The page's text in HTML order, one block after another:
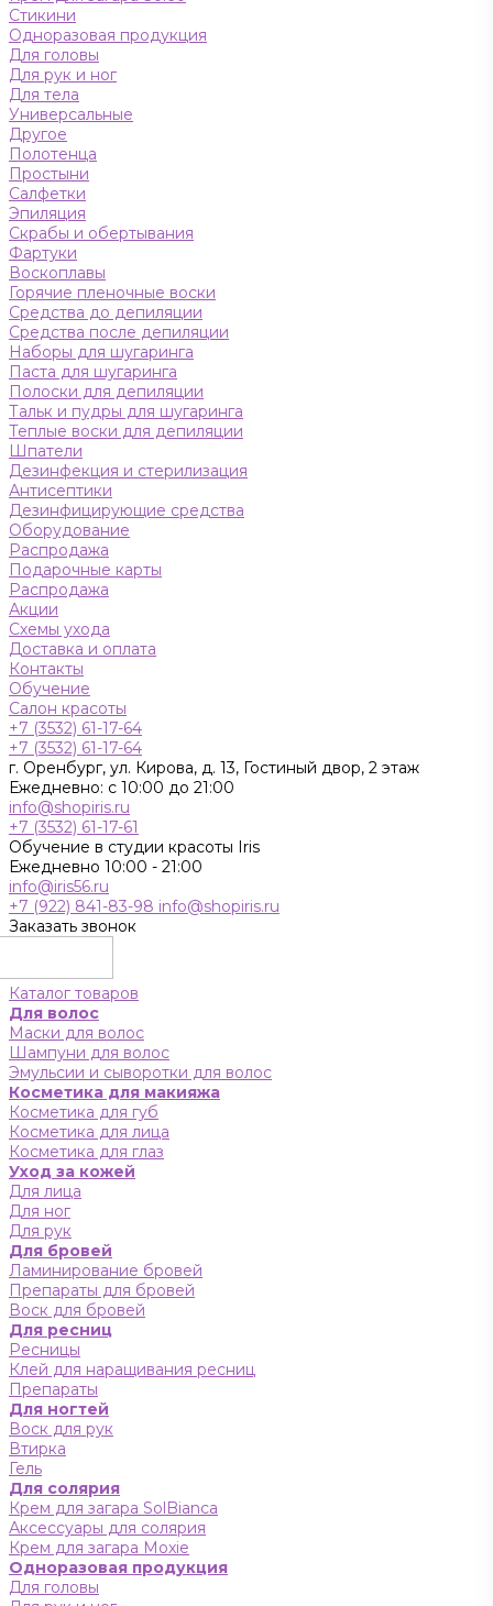
Стикини
Одноразовая продукция
Для головы
Для рук и ног
Для тела
Универсальные
Другое
Полотенца
Простыни
Салфетки
Эпиляция
Скрабы и обертывания
Фартуки
Воскоплавы
Горячие пленочные воски
Средства до депиляции
Средства после депиляции
Наборы для шугаринга
Паста для шугаринга
Полоски для депиляции
Тальк и пудры для шугаринга
Теплые воски для депиляции
Шпатели
Дезинфекция и стерилизация
Антисептики
Дезинфицирующие средства
Оборудование
Распродажа
Подарочные карты
Распродажа
Акции
Схемы ухода
Доставка и оплата
Контакты
Обучение
Салон красоты
+7 (3532) 61-17-64
+7 (3532) 61-17-64
г. Оренбург, ул. Кирова, д. 13, Гостиный двор, 2 этаж
Ежедневно: с 10:00 до 21:00
info@shopiris.ru
+7 (3532) 61-17-61
Обучение в студии красоты Iris
Ежедневно 10:00 - 21:00
info@iris56.ru
+7 (922) 841-83-98 info@shopiris.ru
Заказать звонок
Каталог товаров
Для волос
Маски для волос
Шампуни для волос
Эмульсии и сыворотки для волос
Косметика для макияжа
Косметика для губ
Косметика для лица
Косметика для глаз
Уход за кожей
Для лица
Для ног
Для рук
Для бровей
Ламинирование бровей
Препараты для бровей
Воск для бровей
Для ресниц
Ресницы
Клей для наращивания ресниц
Препараты
Для ногтей
Воск для рук
Втирка
Гель
Для солярия
Крем для загара SolBianca
Аксессуары для солярия
Крем для загара Moxie
Одноразовая продукция
Для головы